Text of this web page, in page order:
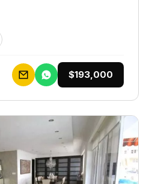
$193,000